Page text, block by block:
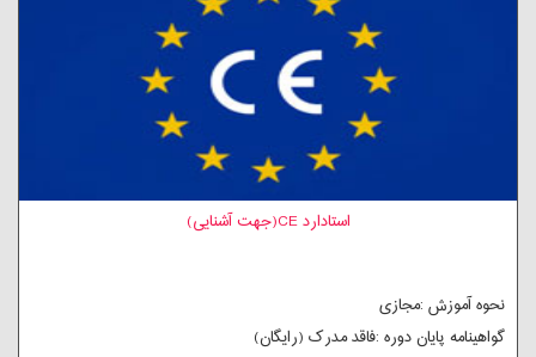
استادارد CE(جهت آشنایی)
نحوه آموزش :مجازی
گواهینامه پایان دوره :فاقد مدرک (رایگان)